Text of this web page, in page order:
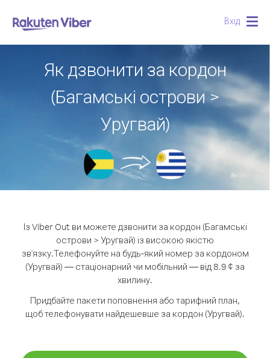
Вхід
Як дзвонити за кордон
(Багамські острови >
Уругвай)
Із Viber Out ви можете дзвонити за кордон (Багамські
острови > Уругвай) із високою якістю
зв'язку.Телефонуйте на будь-який номер за кордоном
(Уругвай) — стаціонарний чи мобільний — від 8.9 ¢ за
хвилину.
Придбайте пакети поповнення або тарифний план,
щоб телефонувати найдешевше за кордон (Уругвай).